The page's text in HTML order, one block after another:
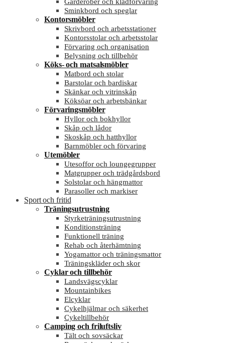
Sminkbord och speglar
Kontorsmöbler
Skrivbord och arbetsstationer
Kontorsstolar och arbetsstolar
Förvaring och organisation
Belysning och tillbehör
Köks- och matsalsmöbler
Matbord och stolar
Barstolar och bardiskar
Skänkar och vitrinskåp
Köksöar och arbetsbänkar
Förvaringsmöbler
Hyllor och bokhyllor
Skåp och lådor
Skoskåp och hatthyllor
Barnmöbler och förvaring
Utemöbler
Utesoffor och loungegrupper
Matgrupper och trädgårdsbord
Solstolar och hängmattor
Parasoller och markiser
Sport och fritid
Träningsutrustning
Styrketräningsutrustning
Konditionsträning
Funktionell träning
Rehab och återhämtning
Yogamattor och träningsmattor
Träningskläder och skor
Cyklar och tillbehör
Landsvägscyklar
Mountainbikes
Elcyklar
Cykelhjälmar och säkerhet
Cykeltillbehör
Camping och friluftsliv
Tält och sovsäckar